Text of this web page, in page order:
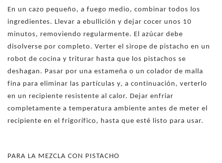
En un cazo pequeño, a fuego medio, combinar todos los
ingredientes. Llevar a ebullición y dejar cocer unos 10
minutos, removiendo regularmente. El azúcar debe
disolverse por completo. Verter el sirope de pistacho en un
robot de cocina y triturar hasta que los pistachos se
deshagan. Pasar por una estameña o un colador de malla
fina para eliminar las partículas y, a continuación, verterlo
en un recipiente resistente al calor. Dejar enfriar
completamente a temperatura ambiente antes de meter el
recipiente en el frigorífico, hasta que esté listo para usar.
PARA LA MEZCLA CON PISTACHO